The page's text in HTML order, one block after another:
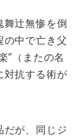
舞辻無惨を倒
の中で亡き父
”（またの名
対抗する術が
だが、同じジ